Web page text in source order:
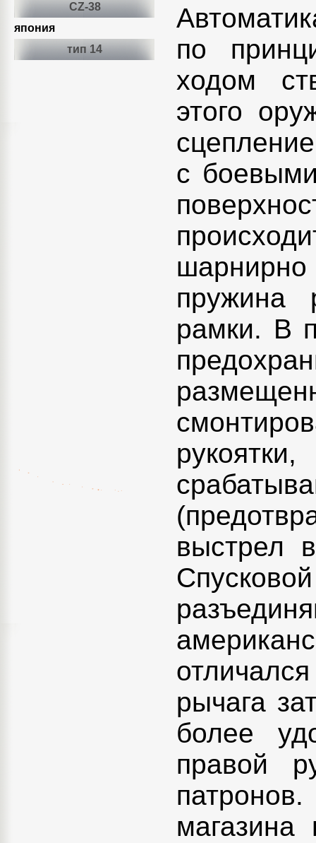
CZ-38
япония
тип 14
по
ходом
этого
с
шарнирно
пружина
рамки. В
выстрел
рычага
более
правой